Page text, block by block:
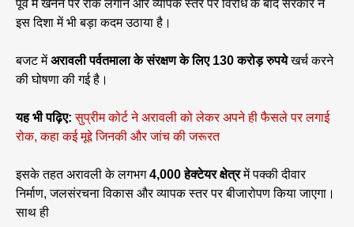
पूर्व में खनन पर रोक लगाने और व्यापक स्तर पर विरोध के बाद सरकार ने
इस दिशा में भी बड़ा कदम उठाया है।
बजट मेंअरावली पर्वतमाला के संरक्षण के लिए 130 करोड़ रुपयेखर्च करने
की घोषणा की गई है।
यह भी पढ़िए:सुप्रीम कोर्ट ने अरावली को लेकर अपने ही फैसले पर लगाई
रोक, कहा कई मूद्दे जिनकी और जांच की जरूरत
इसके तहत अरावली के लगभग4,000 हेक्टेयर क्षेत्रमें पक्की दीवार
निर्माण, जलसंरचना विकास और व्यापक स्तर पर बीजारोपण किया जाएगा।
साथ ही